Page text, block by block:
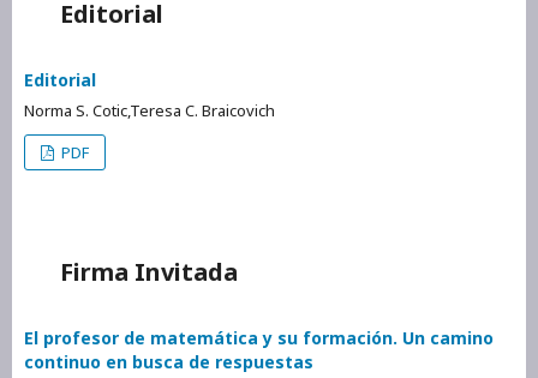
Editorial
Editorial
Norma S. Cotic,Teresa C. Braicovich
PDF
Firma Invitada
El profesor de matemática y su formación. Un camino
continuo en busca de respuestas